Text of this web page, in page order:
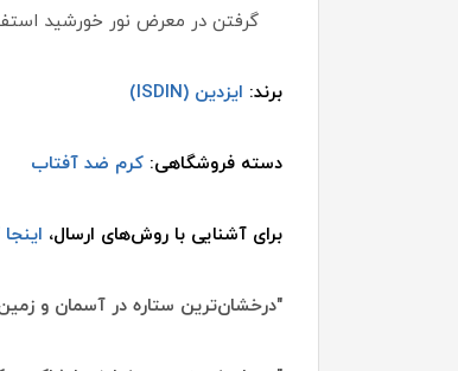
گرفتن در معرض نور خورشید
برند: ایزدین (ISDIN)
دسته فروشگاهی: کرم ضد آفتاب
برای آشنایی با روش‌های ارسال،
"درخشان‌ترین ستاره در آسمان و